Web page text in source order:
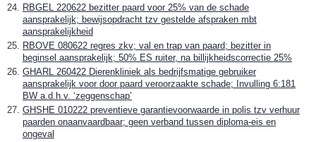
RBGEL 220622 bezitter paard voor 25% van de schade
aansprakelijk; bewijsopdracht tzv gestelde afspraken mbt
aansprakelijkheid
RBOVE 080622 regres zkv; val en trap van paard; bezitter in
beginsel aansprakelijk; 50% ES ruiter, na billijkheidscorrectie 25%
GHARL 260422 Dierenkliniek als bedrijfsmatige gebruiker
aansprakelijk voor door paard veroorzaakte schade; Invulling 6:181
BW a.d.h.v. ‘zeggenschap’
GHSHE 010222 preventieve garantievoorwaarde in polis tzv verhuur
paarden onaanvaardbaar; geen verband tussen diploma-eis en
ongeval